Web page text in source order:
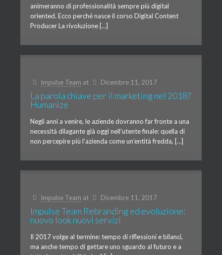
animeranno di professionalità sempre più digital
oriented. Ecco perché nasce il corso Digital Content
Producer La rivoluzione […]
Impulse Team at Dicembre 11, 2017
La parola chiave per il marketing nel 2018?
Humanize
Negli anni a venire, le aziende dovranno far fronte a una
necessità dilagante già oggi nell’utente finale: quella di
non percepire più l’azienda come un’entità fredda, […]
Impulse Team at Dicembre 11, 2017
Impulse Team Rebranding ed evoluzione:
nuovo look nuovi servizi
Il 2017 volge al termine: tempo di riflessioni e bilanci,
ma anche tempo di gettare uno sguardo al futuro e a